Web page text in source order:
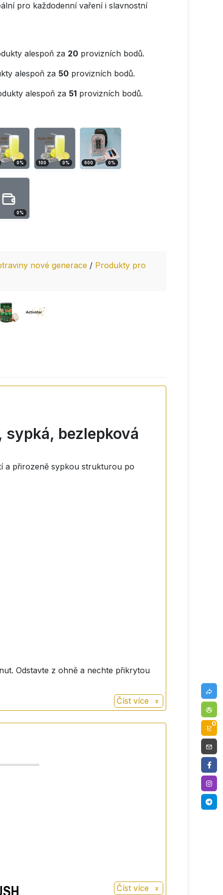
pro každodenní vaření i slavnostní
alespoň za 20provizních bodů.
alespoň za 50 provizních bodů.
alespoň za 51 provizních bodů.
0% 100 0% 600 0%
0%
nové generace / Produkty pro
sypká, bezlepková
a přirozeně sypkou strukturou po
Odstavte z ohně a nechte přikrytou
Číst více
Číst více
0